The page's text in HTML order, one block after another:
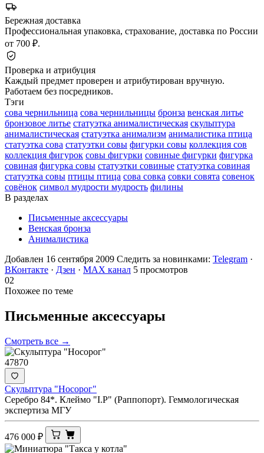
Бережная доставка
Профессиональная упаковка, страхование, доставка по России
от 700 ₽.
Проверка и атрибуция
Каждый предмет проверен и атрибутирован вручную.
Работаем без посредников.
Тэги
сова чернильница сова чернильницы бронза венская литье
бронзовое литье статуэтка анималистическая скульптура
анималистическая статуэтка анимализм анималистика птица
статуэтка сова статуэтки совы фигурки совы коллекция сов
коллекция фигурок совы фигурки совиные фигурки фигурка
совиная фигурка совы статуэтки совиные статуэтка совиная
статуэтка совы птицы птица сова совка совки совята совенок
совёнок символ мудрости мудрость филины
В разделах
Письменные аксессуары
Венская бронза
Анималистика
Добавлен 16 сентября 2009 Следить за новинками: Telegram ·
ВКонтакте · Дзен · MAX канал 5 просмотров
02
Похожее по теме
Письменные аксессуары
Смотреть все →
47870
Скульптура "Носорог"
Серебро 84*. Клеймо "I.Р" (Раппопорт). Геммологическая
экспертиза МГУ
476 000 ₽